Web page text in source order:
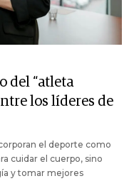
del “atleta
los líderes de
el deporte como
cuidar el cuerpo, sino
y tomar mejores